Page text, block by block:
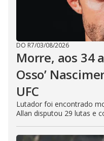
DO R7/03/08/2026
Morre, aos 34
Osso’
UFC
Lutador foi encontrado
Allan disputou 29 lutas e